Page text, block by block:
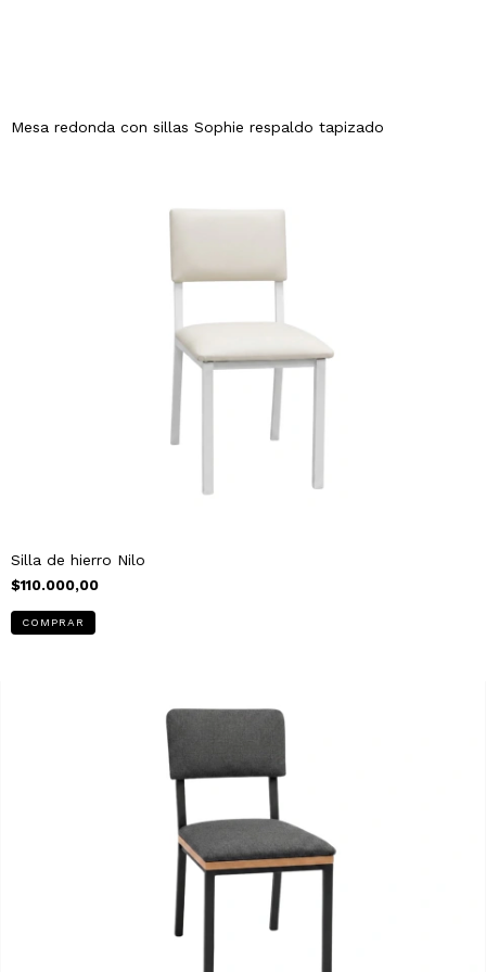
Mesa redonda con sillas Sophie respaldo tapizado
Silla de hierro Nilo
$110.000,00